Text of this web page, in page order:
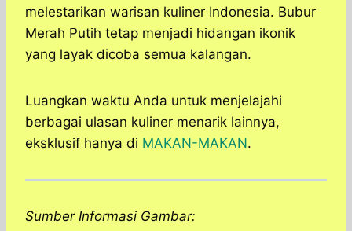
melestarikan warisan kuliner Indonesia. Bubur
Merah Putih tetap menjadi hidangan ikonik
yang layak dicoba semua kalangan.
Luangkan waktu Anda untuk menjelajahi
berbagai ulasan kuliner menarik lainnya,
eksklusif hanya di MAKAN-MAKAN.
Sumber Informasi Gambar: